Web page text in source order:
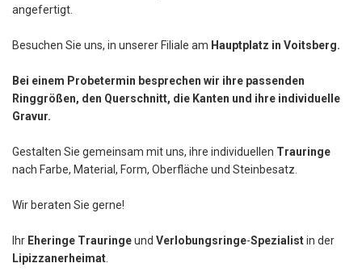
angefertigt.
Besuchen Sie uns, in unserer Filiale am Hauptplatz in Voitsberg.
Bei einem Probetermin besprechen wir ihre passenden
Ringgrößen, den Querschnitt, die Kanten und ihre individuelle
Gravur.
Gestalten Sie gemeinsam mit uns, ihre individuellen Trauringe
nach Farbe, Material, Form, Oberfläche und Steinbesatz.
Wir beraten Sie gerne!
Ihr Eheringe Trauringeund Verlobungsringe-Spezialistin der
Lipizzanerheimat